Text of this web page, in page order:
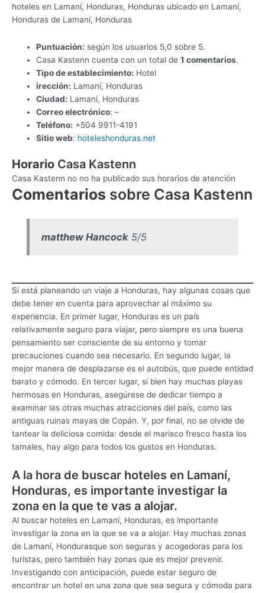
hoteles en Lamaní, Honduras, Honduras ubicado en Lamaní,
Honduras de Lamaní, Honduras
Puntuación: según los usuarios 5,0 sobre 5.
Casa Kastenn cuenta con un total de1 comentarios.
Tipo de establecimiento: Hotel
irección: Lamaní, Honduras
Ciudad: Lamaní, Honduras
Correo electrónico: –
Teléfono: +504 9911-4191
Sitio web: hoteleshonduras.net
Horario Casa Kastenn
Casa Kastenn no no ha publicado sus horarios de atención
Comentarios sobre Casa Kastenn
matthew Hancock5/5
Si está planeando un viaje a Honduras, hay algunas cosas que
debe tener en cuenta para aprovechar al máximo su
experiencia. En primer lugar, Honduras es un país
relativamente seguro para viajar, pero siempre es una buena
pensamiento ser consciente de su entorno y tomar
precauciones cuando sea necesario. En segundo lugar, la
mejor manera de desplazarse es el autobús, que puede entidad
barato y cómodo. En tercer lugar, si bien hay muchas playas
hermosas en Honduras, asegúrese de dedicar tiempo a
examinar las otras muchas atracciones del país, como las
antiguas ruinas mayas de Copán. Y, por final, no se olvide de
tantear la deliciosa comida: desde el marisco fresco hasta los
tamales, hay algo para todos los gustos en Honduras.
A la hora de buscar hoteles en Lamaní,
Honduras, es importante investigar la
zona en la que te vas a alojar.
Al buscar hoteles en Lamaní, Honduras, es importante
investigar la zona en la que se va a alojar. Hay muchas zonas
de Lamaní, Hondurasque son seguras y acogedoras para los
turistas, pero también hay zonas que es mejor prevenir.
Investigando con anticipación, puede estar seguro de
encontrar un hotel en una zona que sea segura y cómoda para